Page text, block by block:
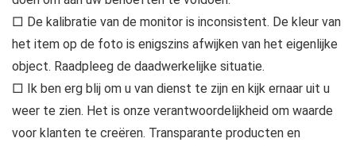
□ De kalibratie van de monitor is inconsistent. De kleur van
het item op de foto is enigszins afwijken van het eigenlijke
object. Raadpleeg de daadwerkelijke situatie.
□ Ik ben erg blij om u van dienst te zijn en kijk ernaar uit u
weer te zien. Het is onze verantwoordelijkheid om waarde
voor klanten te creëren. Transparante producten en